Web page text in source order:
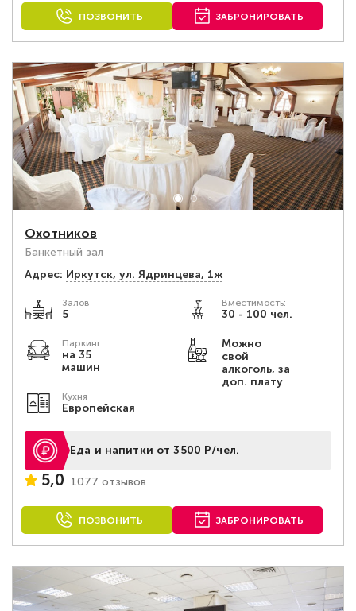
ПОЗВОНИТЬ ЗАБРОНИРОВАТЬ
Охотников
Банкетный зал
Адрес: Иркутск, ул. Ядринцева, 1ж
Залов
5
Вместимость:
30 - 100 чел.
Паркинг
на 35
машин
Можно
свой
алкоголь, за
доп. плату
Кухня
Европейская
Еда и напитки от 3500 Р/чел.
5,0 1077 отзывов
ПОЗВОНИТЬ ЗАБРОНИРОВАТЬ